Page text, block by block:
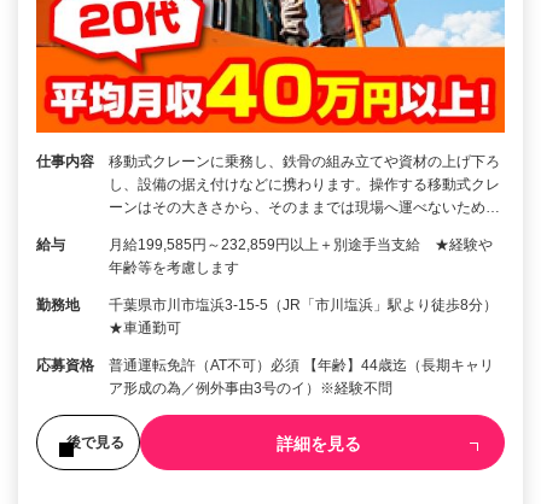
仕事内容
移動式クレーンに乗務し、鉄骨の組み立てや資材の上げ下ろ
し、設備の据え付けなどに携わります。操作する移動式クレ
ーンはその大きさから、そのままでは現場へ運べないため…
給与
月給199,585円～232,859円以上＋別途手当支給 ★経験や
年齢等を考慮します
勤務地
千葉県市川市塩浜3-15-5（JR「市川塩浜」駅より徒歩8分）
★車通勤可
応募資格
普通運転免許（AT不可）必須 【年齢】44歳迄（長期キャリ
ア形成の為／例外事由3号のイ）※経験不問
後で見る 詳細を見る